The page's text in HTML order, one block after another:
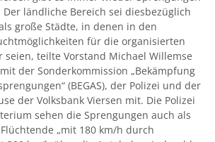
ländliche Bereich sei diesbezüglich
große Städte, in denen in den
für die organisierten
teilte Vorstand Michael Willemse
der Sonderkommission „Bekämpfung
(BEGAS), der Polizei und der
der Volksbank Viersen mit. Die Polizei
sehen die Sprengungen auch als
„mit 180 km/h durch